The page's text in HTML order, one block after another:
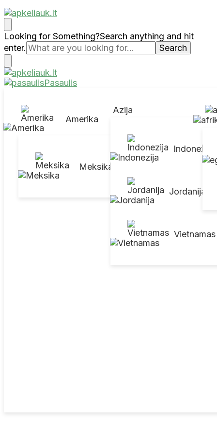
Apkeliauk.lt
Looking for Something?Search anything and hit
enter.
Pasaulis
Amerika
Meksika Brazilija
Azija
Indonezija
Jordanija
Vietnamas